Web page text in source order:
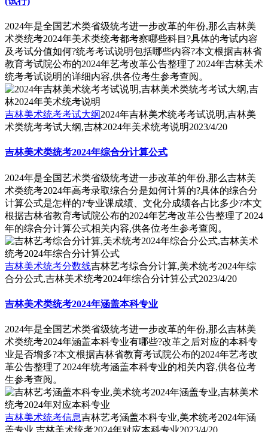
2024年是全国艺术类省级统考进一步改革的年份,那么吉林美
术类统考2024年美术类统考都考察哪些科目?具体的考试内容
及考试分值如何?统考考试说明包括哪些内容?本文根据吉林省
教育考试院公布的2024年艺考改革公告整理了2024年吉林美术
统考考试说明的详细内容,供各位考生参考查阅。
吉林美术统考考试大纲2024年吉林美术统考考试说明,吉林美
术类统考考试大纲,吉林2024年美术统考说明2023/4/20
吉林美术类统考2024年综合分计算公式
2024年是全国艺术类省级统考进一步改革的年份,那么吉林美
术类统考2024年高考录取综合分是如何计算的?具体的综合分
计算公式是怎样的?专业课成绩、文化分成绩各占比多少?本文
根据吉林省教育考试院公布的2024年艺考改革公告整理了2024
年的综合分计算公式相关内容,供各位考生参考查阅。
吉林美术统考分数线吉林艺考综合分计算,美术统考2024年综
合分公式,吉林美术统考2024年综合分计算公式2023/4/20
吉林美术类统考2024年涵盖本科专业
2024年是全国艺术类省级统考进一步改革的年份,那么吉林美
术类统考2024年涵盖本科专业有哪些?改革之后对应的本科专
业是否增多?本文根据吉林省教育考试院公布的2024年艺考改
革公告整理了2024年统考涵盖本科专业的相关内容,供各位考
生参考查阅。
吉林美术统考信息吉林艺考涵盖本科专业,美术统考2024年涵